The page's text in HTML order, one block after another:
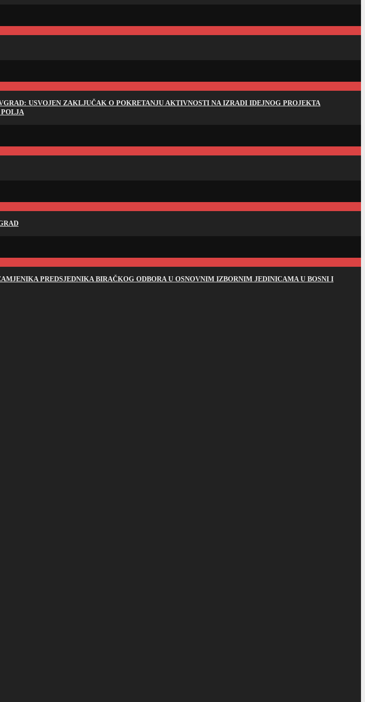
USVOJEN ZAKLJUČAK O POKRETANJU AKTIVNOSTI NA IZRADI IDEJNOG PROJEKTA
PREDSJEDNIKA BIRAČKOG ODBORA U OSNOVNIM IZBORNIM JEDINICAMA U BOSNI I